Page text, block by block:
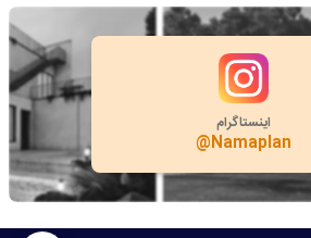
اینستاگرام
@Namaplan